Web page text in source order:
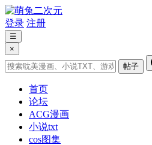
登录 注册
☰
×
帖子
首页
论坛
ACG漫画
小说txt
cos图集